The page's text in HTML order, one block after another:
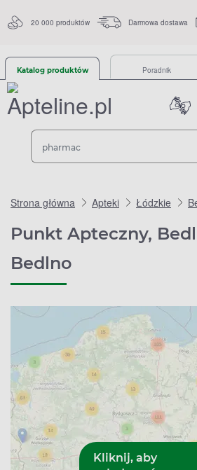
20 000 produktów Darmowa dostawa
Katalog produktów Poradnik
Strona główna Apteki Łódzkie
Punkt Apteczny,
Bedlno